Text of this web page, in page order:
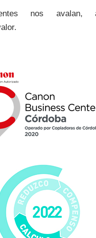
nos avalan,